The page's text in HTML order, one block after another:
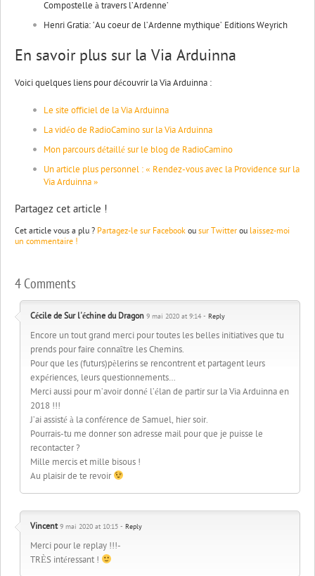
Compostelle à travers l’Ardenne’
Henri Gratia: ‘Au coeur de l’Ardenne mythique’ Editions Weyrich
En savoir plus sur la Via Arduinna
Voici quelques liens pour découvrir la Via Arduinna :
Le site officiel de la Via Arduinna
La vidéo de RadioCamino sur la Via Arduinna
Mon parcours détaillé sur le blog de RadioCamino
Un article plus personnel : « Rendez-vous avec la Providence sur la
Via Arduinna »
Partagez cet article !
Cet article vous a plu ? Partagez-le sur Facebook ou sur Twitter ou laissez-moi
un commentaire !
4 Comments
Cécile de Sur l'échine du Dragon 9 mai 2020 at 9:14 - Reply
Encore un tout grand merci pour toutes les belles initiatives que tu
prends pour faire connaître les Chemins.
Pour que les (futurs)pèlerins se rencontrent et partagent leurs
expériences, leurs questionnements…
Merci aussi pour m’avoir donné l’élan de partir sur la Via Arduinna en
2018 !!!
J’ai assisté à la conférence de Samuel, hier soir.
Pourrais-tu me donner son adresse mail pour que je puisse le
recontacter ?
Mille mercis et mille bisous !
Au plaisir de te revoir
Vincent 9 mai 2020 at 10:15 - Reply
Merci pour le replay !!!-
TRÈS intéressant !